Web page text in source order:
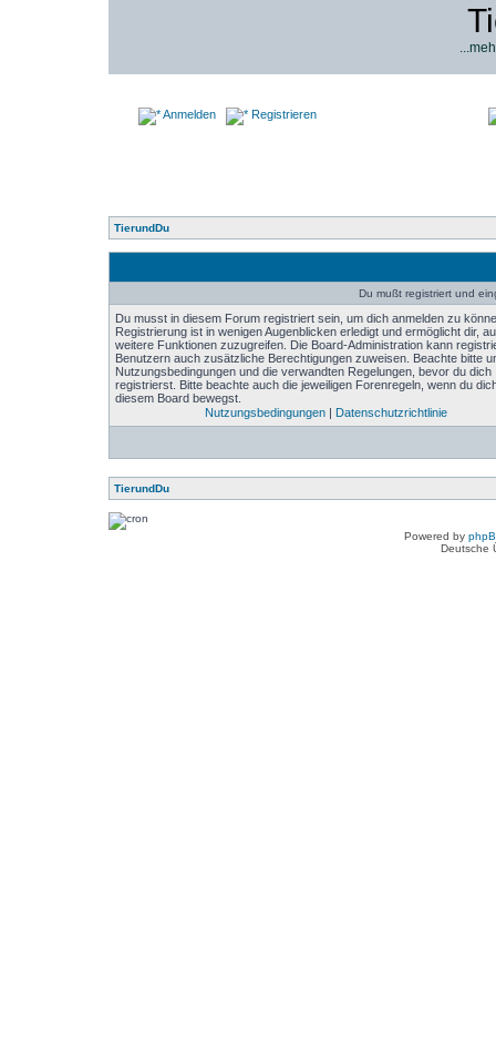
Anmelden Registrieren
TierundDu
Du mußt registriert und
Du musst in diesem Forum registriert sein, um dich anmelden zu
Registrierung ist in wenigen Augenblicken erledigt und ermöglicht dir,
weitere Funktionen zuzugreifen. Die Board-Administration kann
Benutzern auch zusätzliche Berechtigungen zuweisen. Beachte bitte
Nutzungsbedingungen und die verwandten Regelungen, bevor du dich
registrierst. Bitte beachte auch die jeweiligen Forenregeln, wenn du
diesem Board bewegst.
Nutzungsbedingungen| Datenschutzrichtlinie
TierundDu
Powered by
Deutsche